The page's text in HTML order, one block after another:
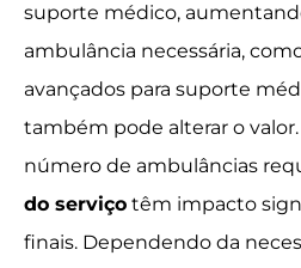
suporte médico,
ambulância necessária,
avançados para suporte
também pode alterar o
número de ambulâncias
do serviço têm impacto
finais. Dependendo da